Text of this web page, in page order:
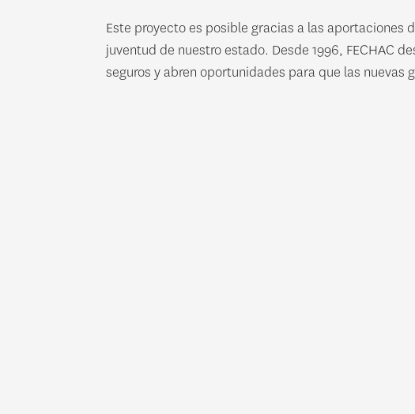
Este proyecto es posible gracias a las aportaciones
juventud de nuestro estado. Desde 1996, FECHAC
seguros y abren oportunidades para que las nuevas